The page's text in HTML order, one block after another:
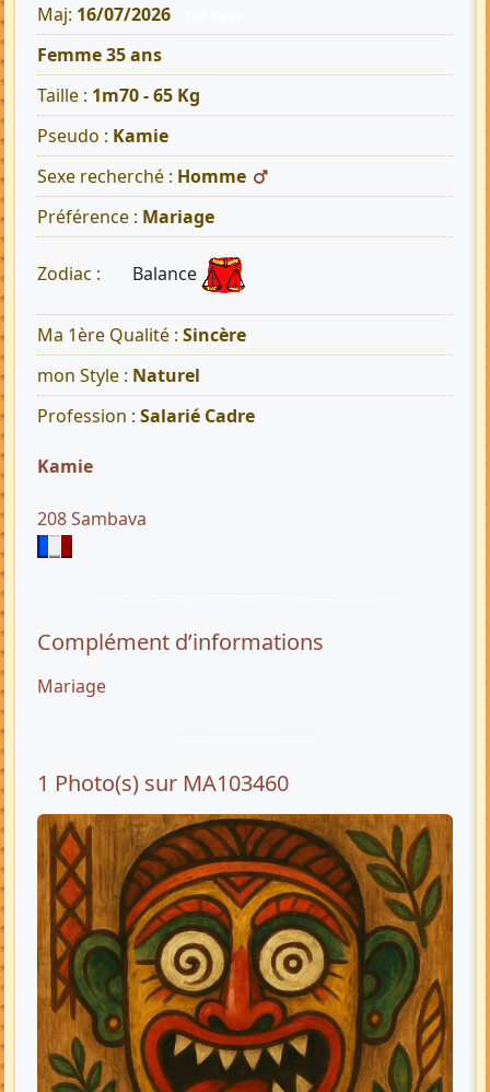
Maj: 16/07/2026
Femme 35 ans
Taille : 1m70 - 65 Kg
Pseudo : Kamie
Sexe recherché : Homme
Préférence : Mariage
Zodiac : Balance
Ma 1ère Qualité : Sincère
mon Style : Naturel
Profession : Salarié Cadre
Kamie
208 Sambava
Complément d’informations
Mariage
1 Photo(s) sur MA103460